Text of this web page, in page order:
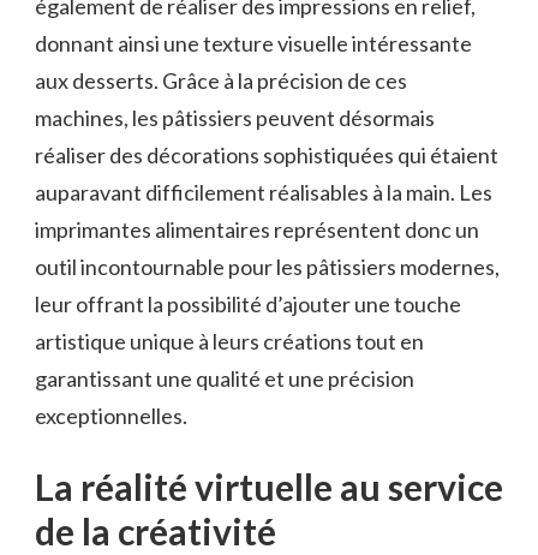
également de réaliser des impressions en relief,
donnant ainsi une texture visuelle intéressante
aux desserts. Grâce à la précision de ces
machines, les pâtissiers peuvent désormais
réaliser des décorations sophistiquées qui étaient
auparavant difficilement réalisables à la main. Les
imprimantes alimentaires représentent donc un
outil incontournable pour les pâtissiers modernes,
leur offrant la possibilité d’ajouter une touche
artistique unique à leurs créations tout en
garantissant une qualité et une précision
exceptionnelles.
La réalité virtuelle au service
de la créativité